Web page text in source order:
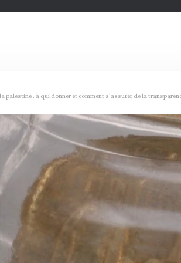
palestine : à qui donner et comment s’assurer de la